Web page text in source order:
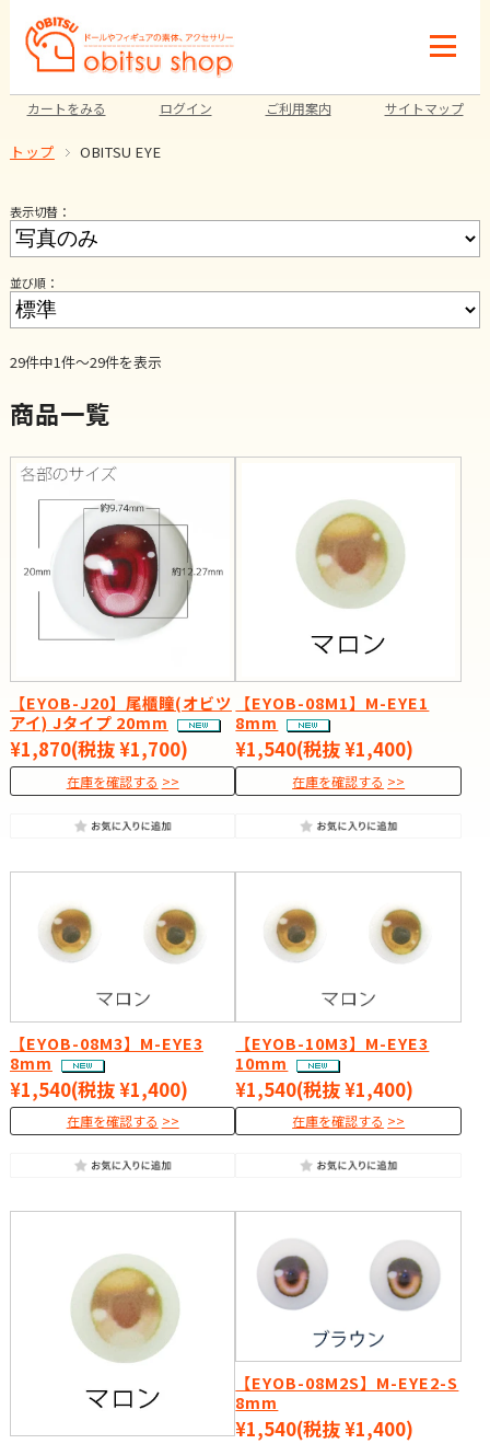
カートをみる ログイン ご利用案内 サイトマップ
トップ OBITSU EYE
表示切替：
並び順：
29件中1件～29件を表示
商品一覧
【EYOB-J20】尾櫃瞳(オビツ
アイ) Jタイプ 20mm
¥1,870(税抜 ¥1,700)
在庫を確認する
【EYOB-08M1】M-EYE1
8mm
¥1,540(税抜 ¥1,400)
在庫を確認する
【EYOB-08M3】M-EYE3
8mm
¥1,540(税抜 ¥1,400)
在庫を確認する
【EYOB-10M3】M-EYE3
10mm
¥1,540(税抜 ¥1,400)
在庫を確認する
【EYOB-08M2S】M-EYE2-S
8mm
¥1,540(税抜 ¥1,400)